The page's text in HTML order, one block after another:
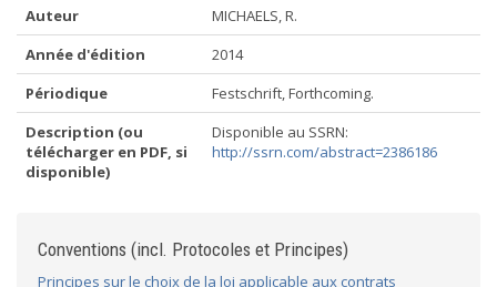
Auteur
MICHAELS, R.
Année d'édition
2014
Périodique
Festschrift, Forthcoming.
Description (ou
télécharger en PDF, si
disponible)
Disponible au SSRN:
http://ssrn.com/abstract=2386186
Conventions (incl. Protocoles et Principes)
Principes sur le choix de la loi applicable aux contrats